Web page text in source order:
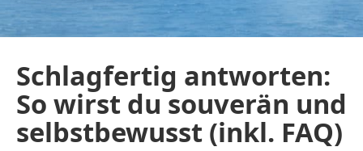
Schlagfertig antworten:
So wirst du souverän und
selbstbewusst (inkl. FAQ)